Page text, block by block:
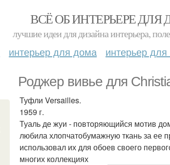
ВСЁ ОБ ИНТЕРЬЕРЕ
лучшие идеи для дизайна интерьера,
интерьер для дома интерьер
Роджер вивье для
Туфли Versailles.
1959 г.
Туаль де жуи - повторяющийся мотив
любила хлопчатобумажную ткань за ее
использовал их для обоев своего
многих коллекциях